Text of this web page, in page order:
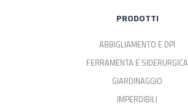
PRODOTTI
ABBIGLIAMENTO E DPI
FERRAMENTA E SIDERURGICA
GIARDINAGGIO
IMPERDIBILI